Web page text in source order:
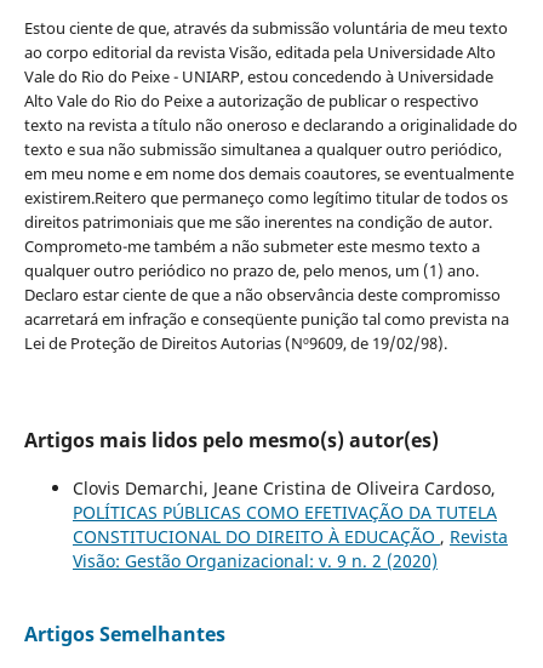
Estou ciente de que, através da submissão voluntária de meu texto
ao corpo editorial da revista Visão, editada pela Universidade Alto
Vale do Rio do Peixe - UNIARP, estou concedendo à Universidade
Alto Vale do Rio do Peixe a autorização de publicar o respectivo
texto na revista a título não oneroso e declarando a originalidade do
texto e sua não submissão simultanea a qualquer outro periódico,
em meu nome e em nome dos demais coautores, se eventualmente
existirem.Reitero que permaneço como legítimo titular de todos os
direitos patrimoniais que me são inerentes na condição de autor.
Comprometo-me também a não submeter este mesmo texto a
qualquer outro periódico no prazo de, pelo menos, um (1) ano.
Declaro estar ciente de que a não observância deste compromisso
acarretará em infração e conseqüente punição tal como prevista na
Lei de Proteção de Direitos Autorias (Nº9609, de 19/02/98).
Artigos mais lidos pelo mesmo(s) autor(es)
Clovis Demarchi, Jeane Cristina de Oliveira Cardoso,
POLÍTICAS PÚBLICAS COMO EFETIVAÇÃO DA TUTELA
CONSTITUCIONAL DO DIREITO À EDUCAÇÃO , Revista
Visão: Gestão Organizacional: v. 9 n. 2 (2020)
Artigos Semelhantes